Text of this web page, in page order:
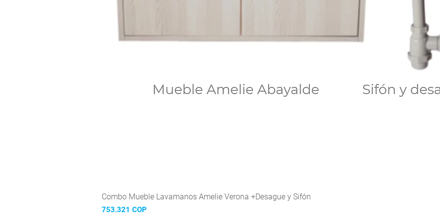
Combo Mueble Lavamanos Amelie Verona +Desague y Sifón
Precio
753.321 COP